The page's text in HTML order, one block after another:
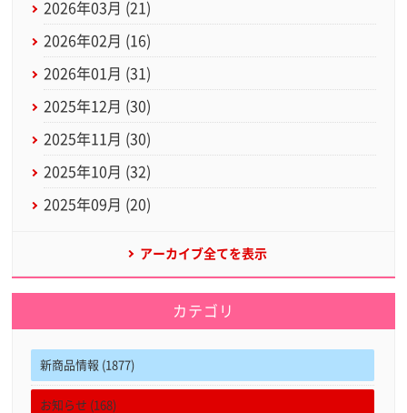
2026年03月 (21)
2026年02月 (16)
2026年01月 (31)
2025年12月 (30)
2025年11月 (30)
2025年10月 (32)
2025年09月 (20)
アーカイブ全てを表示
カテゴリ
新商品情報 (1877)
お知らせ (168)